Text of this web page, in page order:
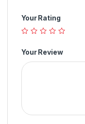
Your Rating
Your Review